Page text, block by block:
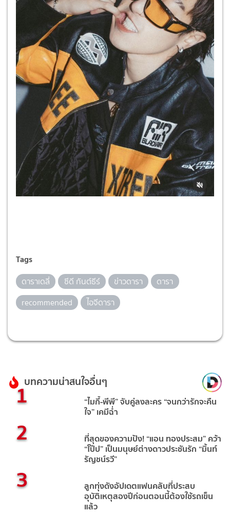
Tags
ดาราเดลี่ ซีดี กันต์ธีร์ ข่าวดารา
ดารา
recommended
ไอจีดารา
บทความน่าสนใจอื่นๆ
1 “ไมกี้-พีพี” จับคู่ลงละคร “จนกว่ารักจะคืน
ใจ” เคมีฉ่ำ
2 ที่สุดของความปัง! “แอน ทองประสม” คว้า
“โป๊ป” เป็นมนุษย์ต่างดาวประชันรัก “มิ้นท์
รัญชน์รวี”
3 ลูกทุ่งดังอัปเดตแฟนคลับที่ประสบ
อุบัติเหตุสองปีก่อนตอนนี้ต้องใช้รถเข็น
แล้ว